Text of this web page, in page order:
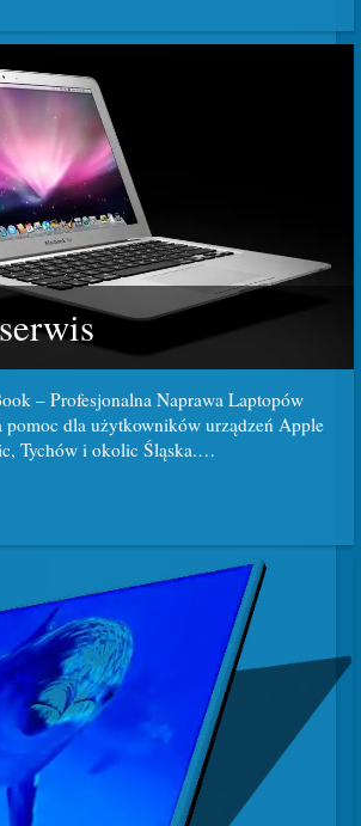
– Profesjonalna Naprawa Laptopów
pomoc dla użytkowników urządzeń Apple
Tychów i okolic Śląska.…